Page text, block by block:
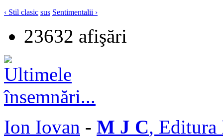
‹ Stil clasic sus Sentimentalii ›
23632 afişări
Ion Iovan - M J C, Editura